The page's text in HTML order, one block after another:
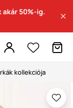
akár 50%-ig.
kollekciója